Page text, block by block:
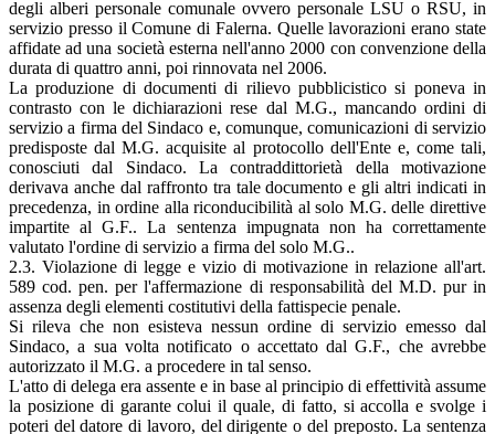
degli alberi personale comunale ovvero personale LSU o RSU, in
servizio presso il Comune di Falerna. Quelle lavorazioni erano state
affidate ad una società esterna nell'anno 2000 con convenzione della
durata di quattro anni, poi rinnovata nel 2006.
La produzione di documenti di rilievo pubblicistico si poneva in
contrasto con le dichiarazioni rese dal M.G., mancando ordini di
servizio a firma del Sindaco e, comunque, comunicazioni di servizio
predisposte dal M.G. acquisite al protocollo dell'Ente e, come tali,
conosciuti dal Sindaco. La contraddittorietà della motivazione
derivava anche dal raffronto tra tale documento e gli altri indicati in
precedenza, in ordine alla riconducibilità al solo M.G. delle direttive
impartite al G.F.. La sentenza impugnata non ha correttamente
valutato l'ordine di servizio a firma del solo M.G..
2.3. Violazione di legge e vizio di motivazione in relazione all'art.
589 cod. pen. per l'affermazione di responsabilità del M.D. pur in
assenza degli elementi costitutivi della fattispecie penale.
Si rileva che non esisteva nessun ordine di servizio emesso dal
Sindaco, a sua volta notificato o accettato dal G.F., che avrebbe
autorizzato il M.G. a procedere in tal senso.
L'atto di delega era assente e in base al principio di effettività assume
la posizione di garante colui il quale, di fatto, si accolla e svolge i
poteri del datore di lavoro, del dirigente o del preposto. La sentenza